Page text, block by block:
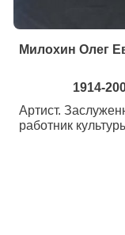
Милохин Олег
1914-
Артист.
работник